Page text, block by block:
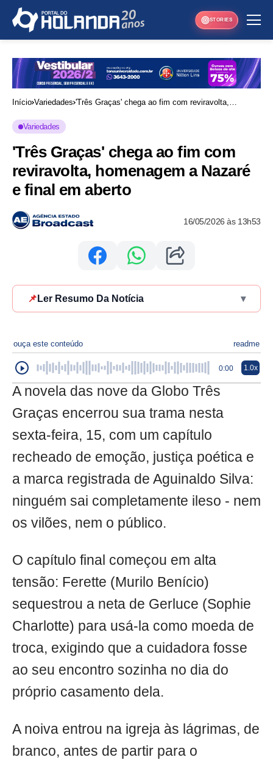
STORIES
Início Variedades 'Três Graças' chega ao fim com reviravolta,
Variedades
'Três Graças' chega ao fim com
reviravolta, homenagem a Nazaré
e final em aberto
16/05/2026 às 13h53
📌 Ler Resumo Da Notícia ▾
ouça este conteúdo readme
0:00 1.0x
A novela das nove da Globo Três
Graças encerrou sua trama nesta
sexta-feira, 15, com um capítulo
recheado de emoção, justiça poética e
a marca registrada de Aguinaldo Silva:
ninguém sai completamente ileso - nem
os vilões, nem o público.
O capítulo final começou em alta
tensão: Ferette (Murilo Benício)
sequestrou a neta de Gerluce (Sophie
Charlotte) para usá-la como moeda de
troca, exigindo que a cuidadora fosse
ao seu encontro sozinha no dia do
próprio casamento dela.
A noiva entrou na igreja às lágrimas, de
branco, antes de partir para o